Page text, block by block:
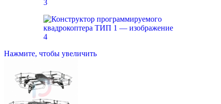
Нажмите, чтобы увеличить